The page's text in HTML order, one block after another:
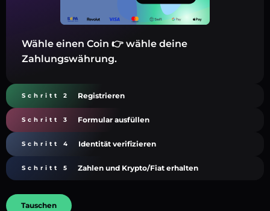
Wähle einen Coin 👉 wähle deine
Zahlungswährung.
Schritt 2 Registrieren
Schritt 3 Formular ausfüllen
Schritt 4 Identität verifizieren
Schritt 5 Zahlen und Krypto/Fiat erhalten
Tauschen